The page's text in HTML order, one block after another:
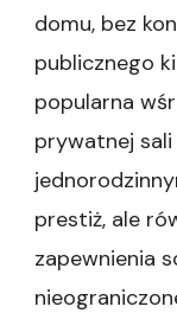
domu, bez
publicznego
popularna
prywatnej
prestiż, ale
zapewnienia